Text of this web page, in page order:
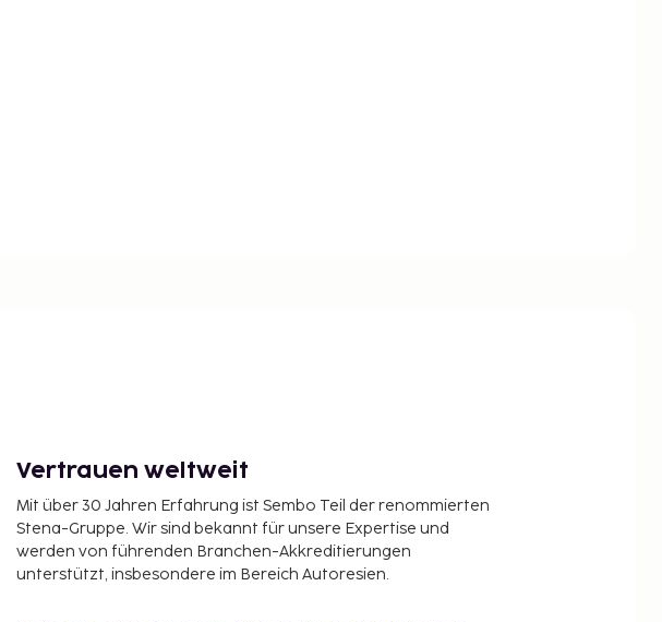
Vertrauen weltweit
Mit über 30 Jahren Erfahrung ist Sembo Teil der renommierten
Stena-Gruppe. Wir sind bekannt für unsere Expertise und
werden von führenden Branchen-Akkreditierungen
unterstützt, insbesondere im Bereich Autoresien.